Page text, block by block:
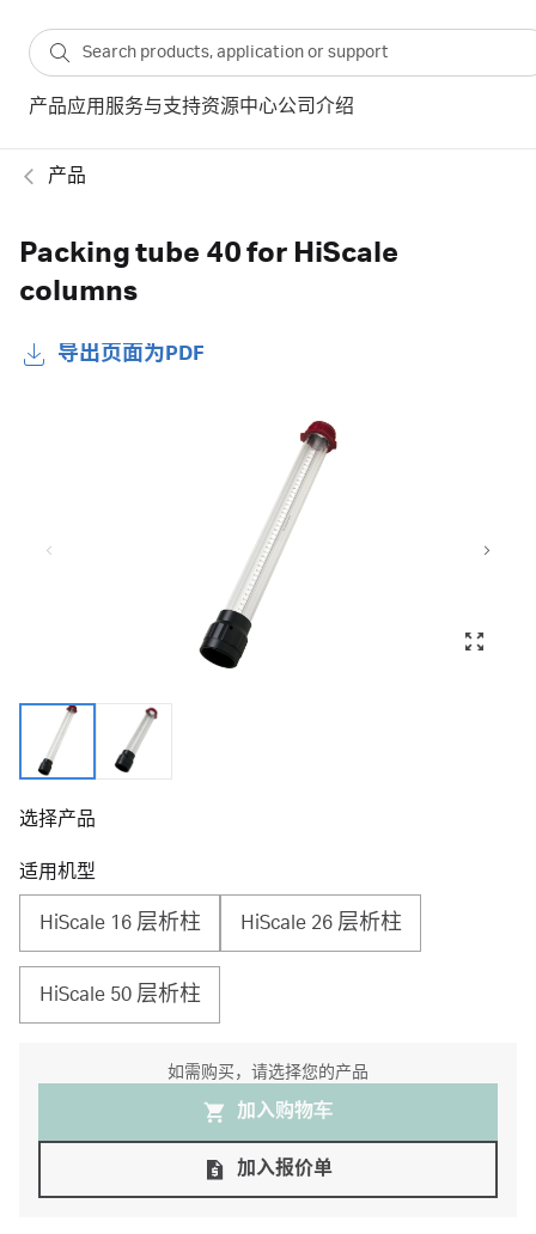
产品应用 服务与支持资源中心公司介绍
产品
Packing tube 40 for HiScale
columns
导出页面为PDF
选择产品
适用机型
HiScale 16 层析柱 HiScale 26 层析柱
HiScale 50 层析柱
如需购买，请选择您的产品
加入购物⻋
加入报价单